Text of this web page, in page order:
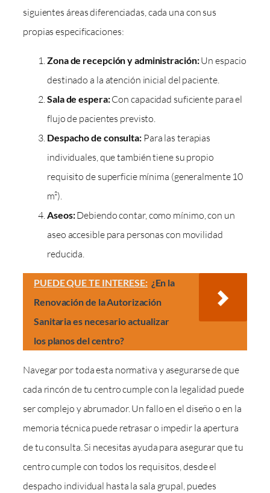
siguientes áreas diferenciadas, cada una con sus
propias especificaciones:
Zona de recepción y administración:Un espacio
destinado a la atención inicial del paciente.
Sala de espera:Con capacidad suficiente para el
flujo de pacientes previsto.
Despacho de consulta:Para las terapias
individuales, que también tiene su propio
requisito de superficie mínima (generalmente 10
m²).
Aseos:Debiendo contar, como mínimo, con un
aseo accesible para personas con movilidad
reducida.
PUEDE QUE TE INTERESE: ¿En la
Renovación de la Autorización
Sanitaria es necesario actualizar
los planos del centro?
Navegar por toda esta normativa y asegurarse de que
cada rincón de tu centro cumple con la legalidad puede
ser complejo y abrumador. Un fallo en el diseño o en la
memoria técnica puede retrasar o impedir la apertura
de tu consulta. Si necesitas ayuda para asegurar que tu
centro cumple con todos los requisitos, desde el
despacho individual hasta la sala grupal, puedes